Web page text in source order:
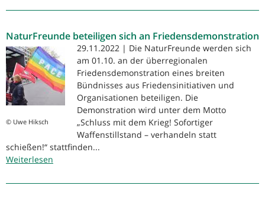
Keinen
für
Krieg
und
Zerstörung!
Statt
dessen
Milliarden
soziale,
ökologische
NaturFreunde beteiligen sich an Friedensdemonstration
© Uwe Hiksch
29.11.2022 | Die NaturFreunde werden sich
am 01.10. an der überregionalen
Friedensdemonstration eines breiten
Bündnisses aus Friedensinitiativen und
Organisationen beteiligen. Die
Demonstration wird unter dem Motto
„Schluss mit dem Krieg! Sofortiger
Waffenstillstand – verhandeln statt
schießen!“ stattfinden...
Weiterlesen
beteiligen